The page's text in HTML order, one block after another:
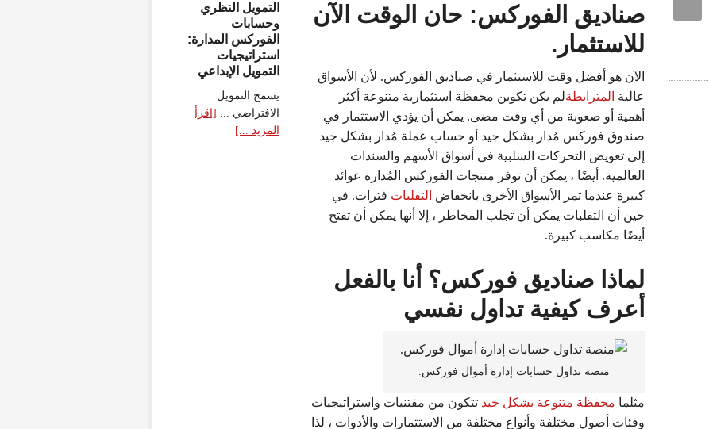
صناديق الفوركس: حان الوقت الآن
للاستثمار.
الآن هو أفضل وقت للاستثمار في صناديق الفوركس. لأن الأسواق
عالية المترابطةلم يكن تكوين محفظة استثمارية متنوعة أكثر
أهمية أو صعوبة من أي وقت مضى. يمكن أن يؤدي الاستثمار في
صندوق فوركس مُدار بشكل جيد أو حساب عملة مُدار بشكل جيد
إلى تعويض التحركات السلبية في أسواق الأسهم والسندات
العالمية. أيضًا ، يمكن أن توفر منتجات الفوركس المُدارة عوائد
كبيرة عندما تمر الأسواق الأخرى بانخفاض التقلبات فترات. في
حين أن التقلبات يمكن أن تجلب المخاطر ، إلا أنها يمكن أن تفتح
أيضًا مكاسب كبيرة.
لماذا صناديق فوركس؟ أنا بالفعل
أعرف كيفية تداول نفسي
منصة تداول حسابات إدارة أموال فوركس.
مثلما محفظة متنوعة بشكل جيد تتكون من مقتنيات واستراتيجيات
وفئات أصول مختلفة وأنواع مختلفة من الاستثمارات والأدوات ، لذا
التمويل النظري
وحسابات
الفوركس المدارة:
استراتيجيات
التمويل الإبداعي
يسمح التمويل
الافتراضي ... [اقرأ
المزيد ...]